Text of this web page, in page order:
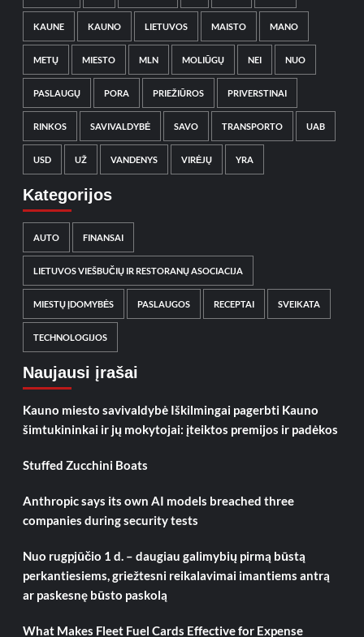
KAUNE KAUNO LIETUVOS MAISTO MANO
METŲ MIESTO MLN MOLIŪGŲ NEI NUO
PASLAUGŲ PORA PRIEŽIŪROS PRIVERSTINAI
RINKOS SAVIVALDYBĖ SAVO TRANSPORTO UAB
USD UŽ VANDENYS VIRĖJŲ YRA
Kategorijos
AUTO FINANSAI
LIETUVOS VIEŠBUČIŲ IR RESTORANŲ ASOCIACIJA
MIESTŲ ĮDOMYBĖS PASLAUGOS RECEPTAI SVEIKATA
TECHNOLOGIJOS
Naujausi įrašai
Kauno miesto savivaldybė Iškilmingai pagerbti Kauno
šimtukininkai ir jų mokytojai: įteiktos premijos ir padėkos
Stuffed Zucchini Boats
Anthropic says its own AI models breached three
companies during security tests
Nuo rugpjūčio 1 d. – daugiau galimybių pirmą būstą
perkantiesiems, griežtesni reikalavimai imantiems antrą
ar paskesnę būsto paskolą
What Makes Fleet Fuel Cards Effective for Expense